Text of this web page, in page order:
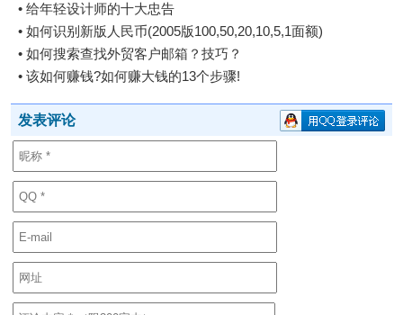
•给年轻设计师的十大忠告
•如何识别新版人民币(2005版100,50,20,10,5,1面额)
•如何搜索查找外贸客户邮箱？技巧？
•该如何赚钱?如何赚大钱的13个步骤!
发表评论